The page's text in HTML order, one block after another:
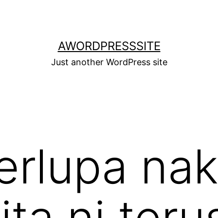
AWORDPRESSSITE
Just another WordPress site